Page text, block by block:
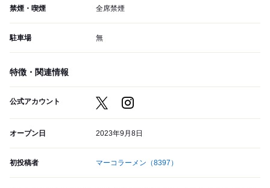
禁煙・喫煙 全席禁煙
駐車場 無
特徴・関連情報
公式アカウント
オープン日 2023年9月8日
初投稿者 マーコラーメン （8397）